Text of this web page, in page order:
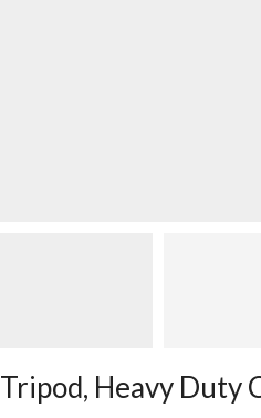
Tripod, Heavy Duty